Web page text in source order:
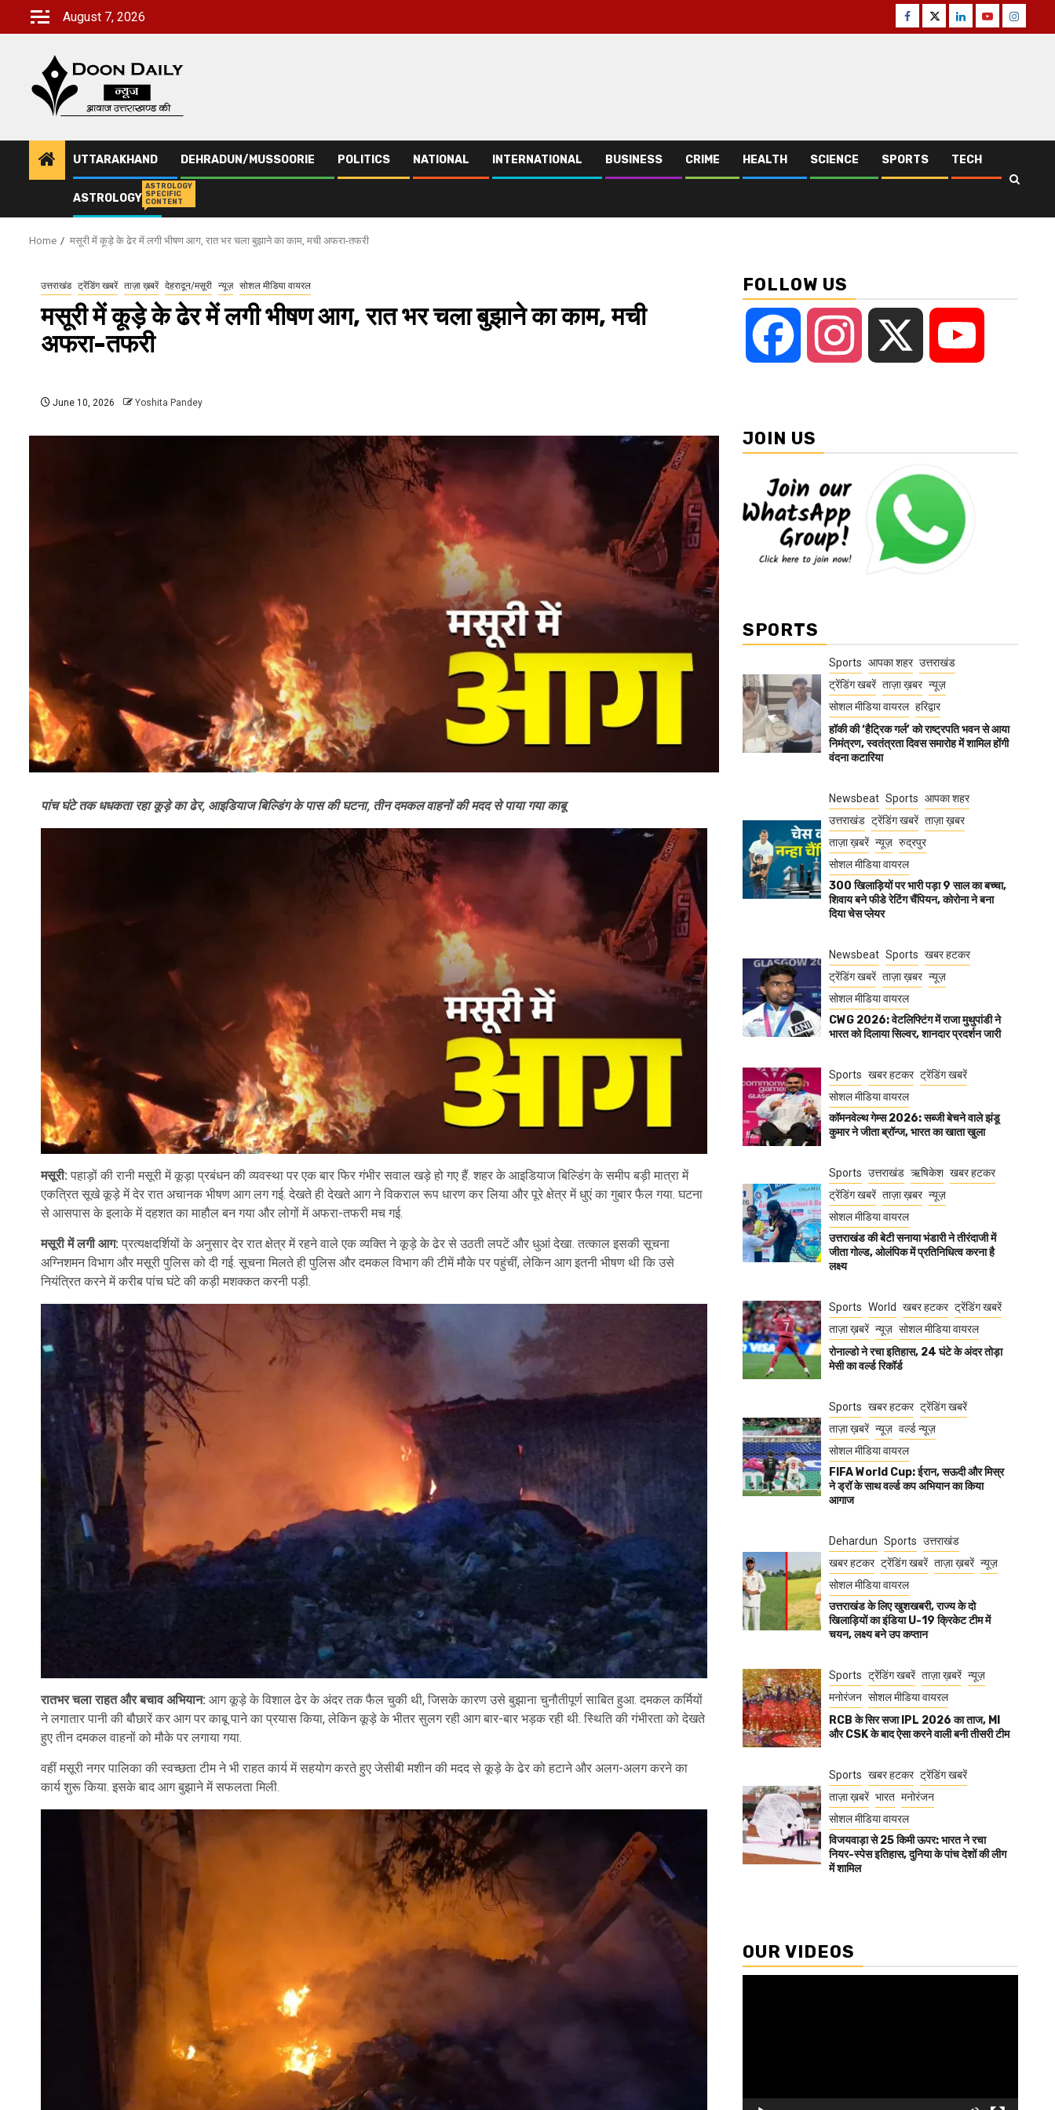
August 7, 2026 Facebook
TwitterLinkedinYoutube
UTTARAKHAND DEHRADUN/MUSSOORIE POLITICS NATIONAL INTERNATIONAL BUSINESS CRIME HEALTH SCIENCE SPORTS TECH
ASTROLOGY
ASTROLOGY
SPECIFIC
CONTENT
Home मसूरी में कूड़े के ढेर में लगी भीषण आग, रात भर चला बुझाने का काम, मची अफरा-तफरी
उत्तराखंड ट्रेंडिंग खबरें ताज़ा ख़बरें देहरादून/मसूरी न्यूज़ सोशल मीडिया वायरल
मसूरी में कूड़े के ढेर में लगी भीषण आग, रात भर चला बुझाने का काम, मची
अफरा-तफरी
June 10, 2026 Yoshita Pandey
पांच घंटे तक धधकता रहा कूड़े का ढेर, आइडियाज बिल्डिंग के पास की घटना, तीन दमकल वाहनों की मदद से पाया गया काबू
मसूरी: पहाड़ों की रानी मसूरी में कूड़ा प्रबंधन की व्यवस्था पर एक बार फिर गंभीर सवाल खड़े हो गए हैं. शहर के आइडियाज बिल्डिंग के समीप बड़ी मात्रा में
एकत्रित सूखे कूड़े में देर रात अचानक भीषण आग लग गई. देखते ही देखते आग ने विकराल रूप धारण कर लिया और पूरे क्षेत्र में धुएं का गुबार फैल गया. घटना
से आसपास के इलाके में दहशत का माहौल बन गया और लोगों में अफरा-तफरी मच गई.
मसूरी में लगी आग: प्रत्यक्षदर्शियों के अनुसार देर रात क्षेत्र में रहने वाले एक व्यक्ति ने कूड़े के ढेर से उठती लपटें और धुआं देखा. तत्काल इसकी सूचना
अग्निशमन विभाग और मसूरी पुलिस को दी गई. सूचना मिलते ही पुलिस और दमकल विभाग की टीमें मौके पर पहुंचीं, लेकिन आग इतनी भीषण थी कि उसे
नियंत्रित करने में करीब पांच घंटे की कड़ी मशक्कत करनी पड़ी.
रातभर चला राहत और बचाव अभियान: आग कूड़े के विशाल ढेर के अंदर तक फैल चुकी थी, जिसके कारण उसे बुझाना चुनौतीपूर्ण साबित हुआ. दमकल कर्मियों
ने लगातार पानी की बौछारें कर आग पर काबू पाने का प्रयास किया, लेकिन कूड़े के भीतर सुलग रही आग बार-बार भड़क रही थी. स्थिति की गंभीरता को देखते
हुए तीन दमकल वाहनों को मौके पर लगाया गया.
वहीं मसूरी नगर पालिका की स्वच्छता टीम ने भी राहत कार्य में सहयोग करते हुए जेसीबी मशीन की मदद से कूड़े के ढेर को हटाने और अलग-अलग करने का
कार्य शुरू किया. इसके बाद आग बुझाने में सफलता मिली.
FOLLOW US
Facebook Instagram
JOIN US
SPORTS
Sports आपका शहर उत्तराखंड
ट्रेंडिंग खबरें ताज़ा ख़बर न्यूज़
सोशल मीडिया वायरल हरिद्वार
हॉकी की ‘हैट्रिक गर्ल’ को राष्ट्रपति भवन से आया
निमंत्रण, स्वतंत्रता दिवस समारोह में शामिल होंगी
वंदना कटारिया
Newsbeat Sports आपका शहर
उत्तराखंड ट्रेंडिंग खबरें ताज़ा ख़बर
ताज़ा ख़बरें न्यूज़ रुद्रपुर
सोशल मीडिया वायरल
300 खिलाड़ियों पर भारी पड़ा 9 साल का बच्चा,
शिवाय बने फीडे रेटिंग चैंपियन, कोरोना ने बना
दिया चेस प्लेयर
Newsbeat Sports खबर हटकर
ट्रेंडिंग खबरें ताज़ा ख़बर न्यूज़
सोशल मीडिया वायरल
CWG 2026: वेटलिफ्टिंग में राजा मुथुपांडी ने
भारत को दिलाया सिल्वर, शानदार प्रदर्शन जारी
Sports खबर हटकर ट्रेंडिंग खबरें
सोशल मीडिया वायरल
कॉमनवेल्थ गेम्स 2026: सब्जी बेचने वाले झंडू
कुमार ने जीता ब्रॉन्ज, भारत का खाता खुला
Sports उत्तराखंड ऋषिकेश खबर हटकर
ट्रेंडिंग खबरें ताज़ा ख़बर न्यूज़
सोशल मीडिया वायरल
उत्तराखंड की बेटी सनाया भंडारी ने तीरंदाजी में
जीता गोल्ड, ओलंपिक में प्रतिनिधित्व करना है
लक्ष्य
Sports World खबर हटकर ट्रेंडिंग खबरें
ताज़ा ख़बरें न्यूज़ सोशल मीडिया वायरल
रोनाल्डो ने रचा इतिहास, 24 घंटे के अंदर तोड़ा
मेसी का वर्ल्ड रिकॉर्ड
Sports खबर हटकर ट्रेंडिंग खबरें
ताज़ा ख़बरें न्यूज़ वर्ल्ड न्यूज़
सोशल मीडिया वायरल
FIFA World Cup: ईरान, सऊदी और मिस्र
ने ड्रॉ के साथ वर्ल्ड कप अभियान का किया
आगाज
Dehardun Sports उत्तराखंड
खबर हटकर ट्रेंडिंग खबरें ताज़ा ख़बरें न्यूज़
सोशल मीडिया वायरल
उत्तराखंड के लिए खुशखबरी, राज्य के दो
खिलाड़ियों का इंडिया U-19 क्रिकेट टीम में
चयन, लक्ष्य बने उप कप्तान
Sports ट्रेंडिंग खबरें ताज़ा ख़बरें न्यूज़
मनोरंजन सोशल मीडिया वायरल
RCB के सिर सजा IPL 2026 का ताज, MI
और CSK के बाद ऐसा करने वाली बनी तीसरी टीम
Sports खबर हटकर ट्रेंडिंग खबरें
ताज़ा ख़बरें भारत मनोरंजन
सोशल मीडिया वायरल
विजयवाड़ा से 25 किमी ऊपर: भारत ने रचा
नियर-स्पेस इतिहास, दुनिया के पांच देशों की लीग
में शामिल
OUR VIDEOS